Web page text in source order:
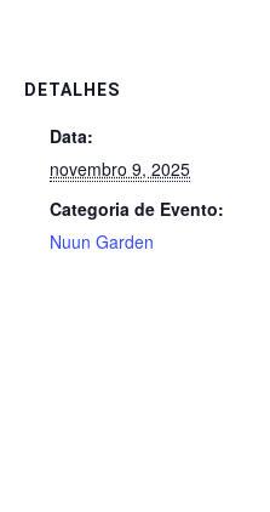
DETALHES
Data:
novembro 9, 2025
Categoria de Evento:
Nuun Garden